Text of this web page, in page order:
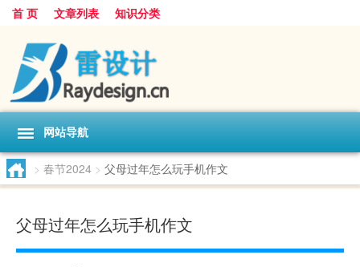
首 页 文章列表 知识分类
网站导航
> 春节2024 > 父母过年怎么玩手机作文
父母过年怎么玩手机作文